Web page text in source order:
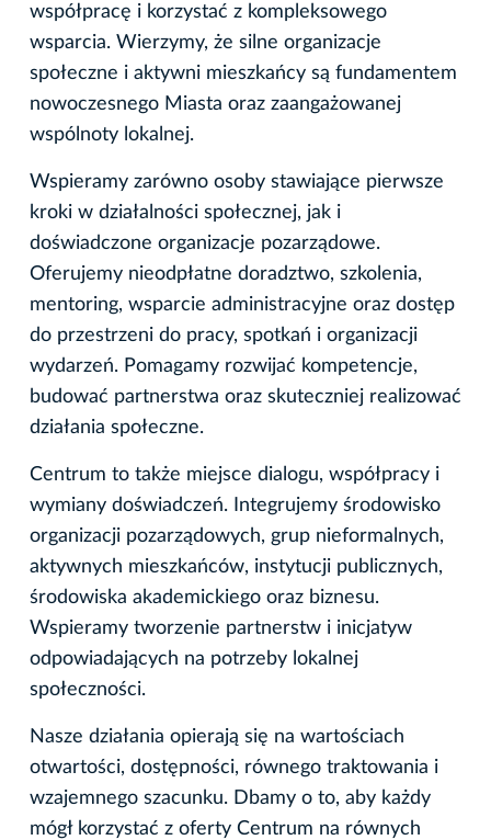
współpracę i korzystać z kompleksowego
wsparcia. Wierzymy, że silne organizacje
społeczne i aktywni mieszkańcy są fundamentem
nowoczesnego Miasta oraz zaangażowanej
wspólnoty lokalnej.
Wspieramy zarówno osoby stawiające pierwsze
kroki w działalności społecznej, jak i
doświadczone organizacje pozarządowe.
Oferujemy nieodpłatne doradztwo, szkolenia,
mentoring, wsparcie administracyjne oraz dostęp
do przestrzeni do pracy, spotkań i organizacji
wydarzeń. Pomagamy rozwijać kompetencje,
budować partnerstwa oraz skuteczniej realizować
działania społeczne.
Centrum to także miejsce dialogu, współpracy i
wymiany doświadczeń. Integrujemy środowisko
organizacji pozarządowych, grup nieformalnych,
aktywnych mieszkańców, instytucji publicznych,
środowiska akademickiego oraz biznesu.
Wspieramy tworzenie partnerstw i inicjatyw
odpowiadających na potrzeby lokalnej
społeczności.
Nasze działania opierają się na wartościach
otwartości, dostępności, równego traktowania i
wzajemnego szacunku. Dbamy o to, aby każdy
mógł korzystać z oferty Centrum na równych